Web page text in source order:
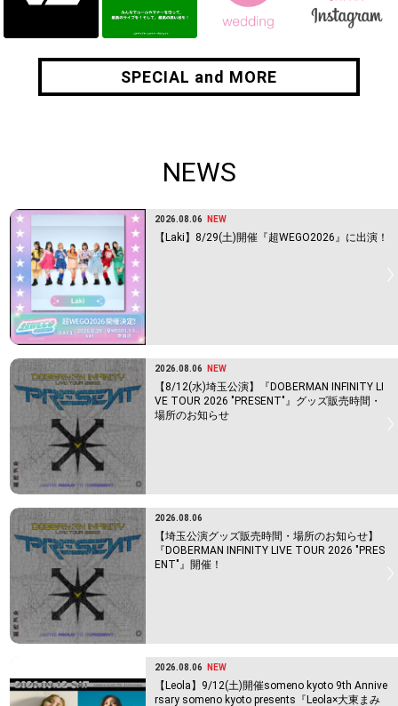
SPECIAL and MORE
SPECIAL and MORE
NEWS
2026.08.06 NEW
【Laki】8/29(土)開催『超WEGO2026』に出演！
2026.08.06 NEW
【8/12(水)埼玉公演】『DOBERMAN INFINITY LI
VE TOUR 2026 "PRESENT"』グッズ販売時間・
場所のお知らせ
2026.08.06
【埼玉公演グッズ販売時間・場所のお知らせ】
『DOBERMAN INFINITY LIVE TOUR 2026 "PRES
ENT"』開催！
2026.08.06 NEW
【Leola】9/12(土)開催someno kyoto 9th Annive
rsary someno kyoto presents『Leola×大東まみ